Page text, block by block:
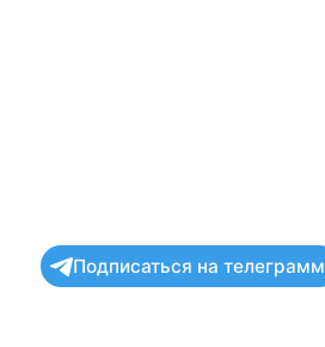
Подписаться на телеграмм